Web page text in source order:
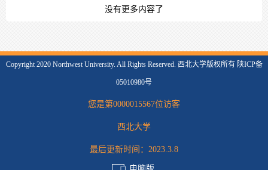
没有更多内容了
Copyright 2020 Northwest University. All Rights Reserved. 西北大学版权所有 陕ICP备
05010980号
您是第0000015567位访客
西北大学
最后更新时间： 2023.3.8